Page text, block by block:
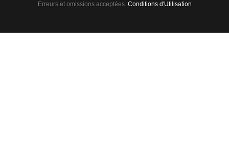
Erreurs et omissions acceptées. Conditions d'Utilisation